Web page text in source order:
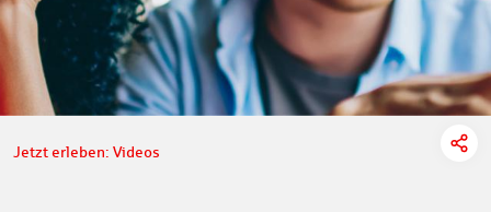
Jetzt erleben: Videos